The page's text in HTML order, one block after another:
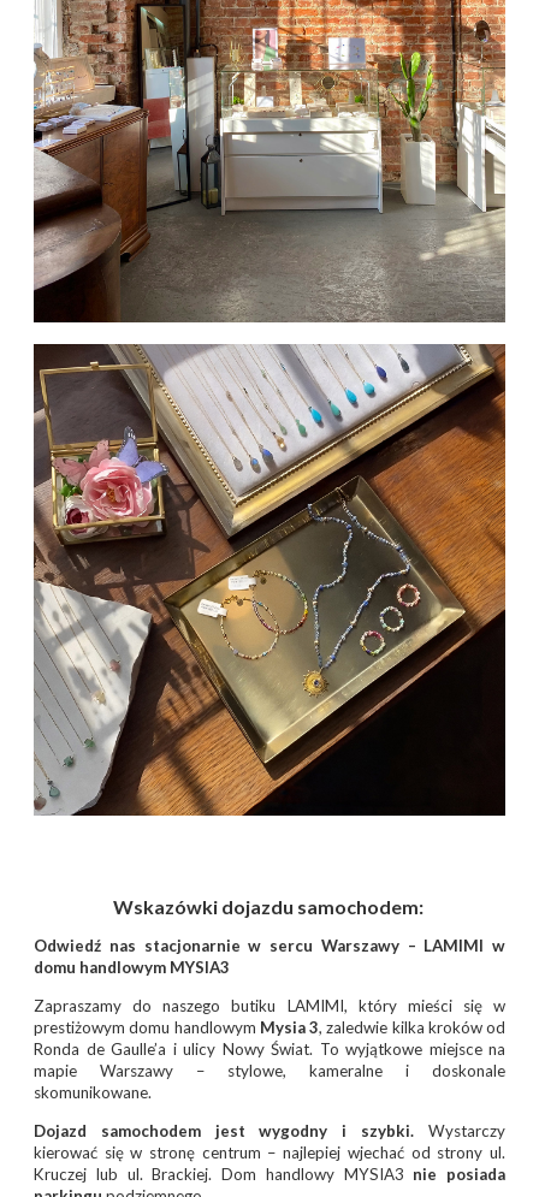
Wskazówki dojazdu samochodem:
Odwiedź nas stacjonarnie w sercu Warszawy – LAMIMI w
domu handlowym MYSIA3
Zapraszamy do naszego butiku LAMIMI, który mieści się w
prestiżowym domu handlowym Mysia 3, zaledwie kilka kroków od
Ronda de Gaulle’a i ulicy Nowy Świat. To wyjątkowe miejsce na
mapie Warszawy – stylowe, kameralne i doskonale
skomunikowane.
Dojazd samochodem jest wygodny i szybki. Wystarczy
kierować się w stronę centrum – najlepiej wjechać od strony ul.
Kruczej lub ul. Brackiej. Dom handlowy MYSIA3 nie posiada